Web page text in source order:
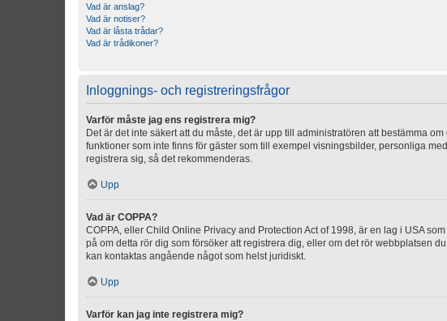
Vad är anslag?
Vad är notiser?
Vad är låsta trådar?
Vad är trådikoner?
Inloggnings- och registreringsfrågor
Varför måste jag ens registrera mig?
Det är det inte säkert att du måste, det är upp till administratören att bestämma
funktioner som inte finns för gäster som till exempel visningsbilder, personliga
registrera sig, så det rekommenderas.
Upp
Vad är COPPA?
COPPA, eller Child Online Privacy and Protection Act of 1998, är en lag i USA
på om detta rör dig som försöker att registrera dig, eller om det rör webbplatsen
kan kontaktas angående något som helst juridiskt.
Upp
Varför kan jag inte registrera mig?